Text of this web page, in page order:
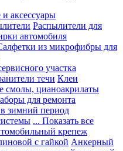
аксессуары
Распылители для
автомобиля
из микрофибры для
участка
течи Клеи
смолы, цианоакрилаты
для ремонта
зимний период
... Показать все
крепеж
с гайкой Анкерный